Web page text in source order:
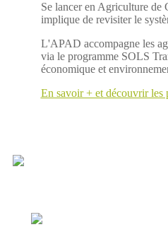
Se lancer en Agriculture de
implique de revisiter le
L'APAD accompagne les
via le programme SOLS
économique et
En savoir + et découvrir les